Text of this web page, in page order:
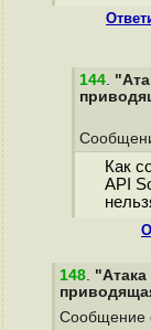
144.
Как
API
148. "Атака
Сообщение